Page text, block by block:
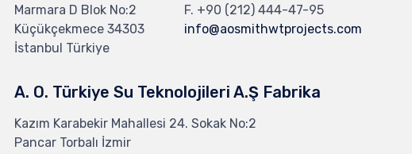
Marmara D Blok No:2
Küçükçekmece 34303
İstanbul Türkiye
F. +90 (212) 444-47-95
info@aosmithwtprojects.com
A. O. Türkiye Su Teknolojileri A.Ş Fabrika
Kazım Karabekir Mahallesi 24. Sokak No:2
Pancar Torbalı İzmir